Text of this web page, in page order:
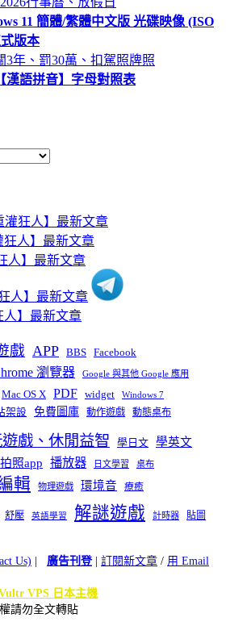
11 簡體/繁體中文版 光碟映像 (ISO
版本
3年、罰30萬、扣駕照牌照
漢語拼音】字母對照表
戲 APP BBS Facebook
瀏覽器 Google 與其他 Google 應用
Mac OS X PDF widget Windows 7
架設 免費圖庫 動作遊戲 動態桌布
戲、休閒益智 學日文 學英文
拍照app 播放器 日文學習 桌布
輯 物理遊戲 環境音 療癒
舒壓 英語學習 解謎遊戲 計時器
貼圖
Us) | 廣告刊登| 訂閱新文章 / 用 Email
VPS 日本主機
請勿全文轉貼